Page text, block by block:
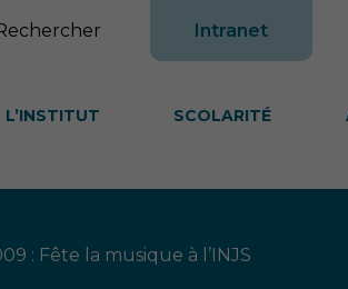
sur le site Intranet
L’INSTITUT SCOLARITÉ
: Fête la musique à l’INJS